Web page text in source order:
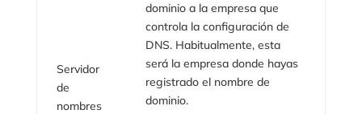
Servidor
de
nombres
dominio a la empresa que
controla la configuración de
DNS. Habitualmente, esta
será la empresa donde hayas
registrado el nombre de
dominio.